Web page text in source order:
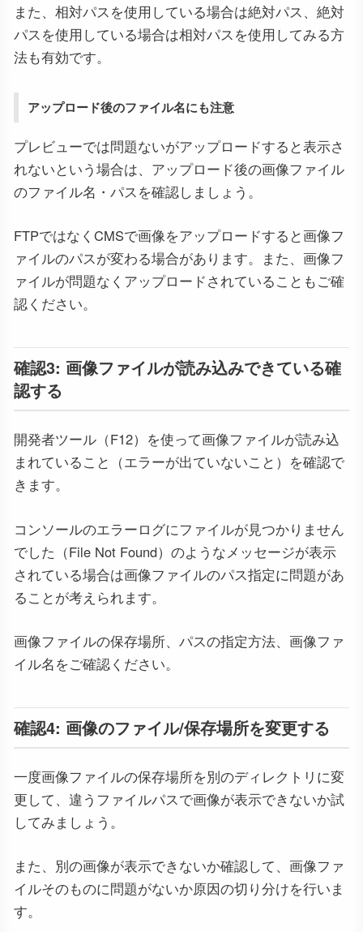
また、相対パスを使用している場合は絶対パス、絶対
パスを使用している場合は相対パスを使用してみる方
法も有効です。
アップロード後のファイル名にも注意
プレビューでは問題ないがアップロードすると表示さ
れないという場合は、アップロード後の画像ファイル
のファイル名・パスを確認しましょう。
FTPではなくCMSで画像をアップロードすると画像フ
ァイルのパスが変わる場合があります。また、画像フ
ァイルが問題なくアップロードされていることもご確
認ください。
確認3: 画像ファイルが読み込みできている確
認する
開発者ツール（F12）を使って画像ファイルが読み込
まれていること（エラーが出ていないこと）を確認で
きます。
コンソールのエラーログにファイルが見つかりません
でした（File Not Found）のようなメッセージが表示
されている場合は画像ファイルのパス指定に問題があ
ることが考えられます。
画像ファイルの保存場所、パスの指定方法、画像ファ
イル名をご確認ください。
確認4: 画像のファイル/保存場所を変更する
一度画像ファイルの保存場所を別のディレクトリに変
更して、違うファイルパスで画像が表示できないか試
してみましょう。
また、別の画像が表示できないか確認して、画像ファ
イルそのものに問題がないか原因の切り分けを行いま
す。